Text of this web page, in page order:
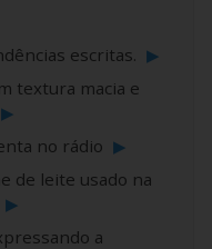
escritas. ▶
textura macia e
▶
no rádio ▶
de leite usado na
▶
a